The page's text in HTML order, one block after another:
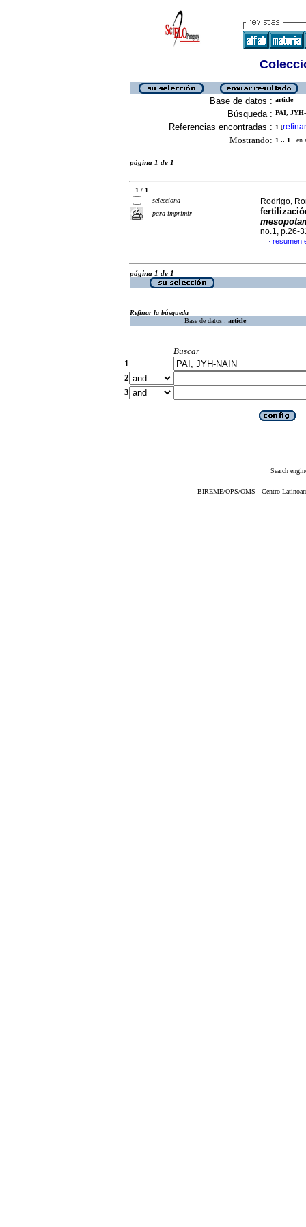
Base de datos : article
Búsqueda : PAI,
Referencias encontradas : 1 [refinar
Mostrando: 1 .. 1 en
página 1 de 1
1 / 1
selecciona
para imprimir
Rodrigo,
no.1, p.26-
· resumen
página 1 de 1
Refinar la búsqueda
Base de datos : article
Buscar
1
2
3
Search
BIREME/OPS/OMS - Centro